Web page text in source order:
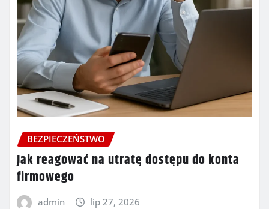
BEZPIECZEŃSTWO
Jak reagować na utratę dostępu do konta
firmowego
admin lip 27, 2026